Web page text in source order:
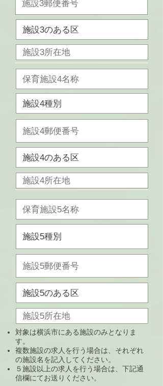
対象は横浜市にある施設のみとなりま
す。
複数施設の求人を行う場合は、それぞれ
の施設名を記入してください。
５施設以上の求人を行う場合は、下記通
信欄にてお送りください。